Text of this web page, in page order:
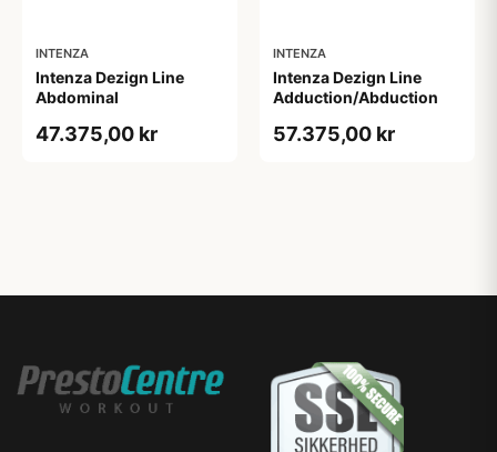
INTENZA
Intenza Dezign Line
Abdominal
47.375,00 kr
INTENZA
Intenza Dezign Line
Adduction/Abduction
57.375,00 kr